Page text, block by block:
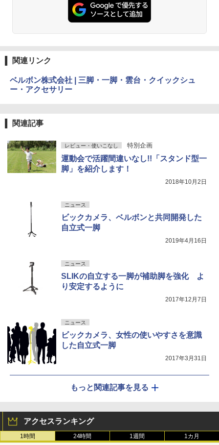
関連リンク
ベルボン株式会社 | 三脚・一脚・雲台・クイックシュ
ー・アクセサリー
関連記事
レビュー・使いこなし 特別企画
運動会で活躍間違いなし!!「スタンド型一
脚」を紹介します！
2018年10月2日
ニュース
ビックカメラ、ベルボンと共同開発した
自立式一脚
2019年4月16日
ニュース
SLIKの自立する一脚が補助脚を強化 よ
り安定するように
2017年12月7日
ニュース
ビックカメラ、女性の使いやすさを意識
した自立式一脚
2017年3月31日
もっと関連記事を見る
アクセスランキング
1時間 24時間 1週間 1カ月